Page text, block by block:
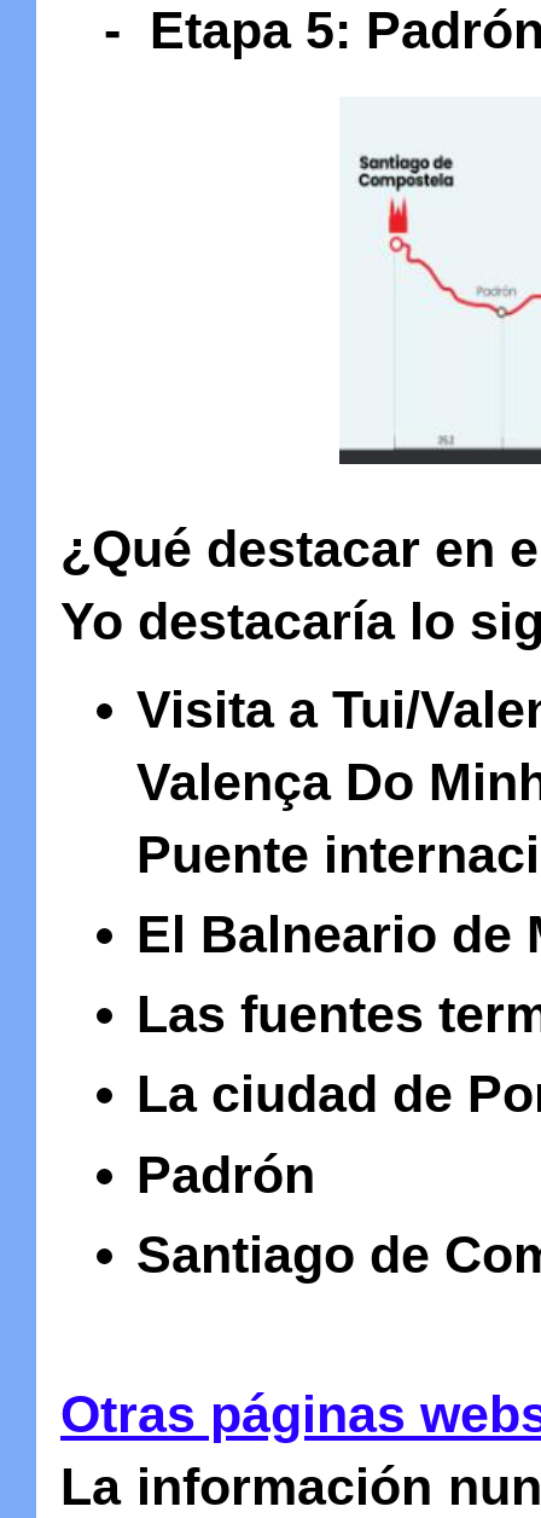
- Etapa 5:
¿Qué destacar en
Yo destacaría lo
Visita a Tui/
Valença Do
Puente
El Balneario de
Las fuentes
La ciudad de
Padrón
Santiago de
Otras páginas
La información